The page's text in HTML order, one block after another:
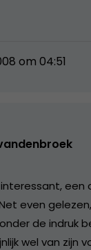
om 04:51
een
even
de indruk
wel van zijn